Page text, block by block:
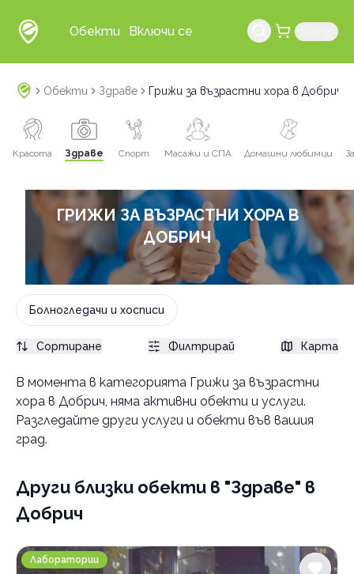
Обекти Включи се
Обекти Здраве Грижи за възрастни хора в Добрич
Красота Здраве Спорт Масажи и СПА Домашни любимци
ГРИЖИ ЗА ВЪЗРАСТНИ ХОРА В
ДОБРИЧ
Болногледачи и хосписи
В момента в категорията Грижи за възрастни
хора в Добрич, няма активни обекти и услуги.
Разгледайте други услуги и обекти във вашия
град.
Други близки обекти в "Здраве" в
Добрич
Медицинска лаборатория ЛИНА - Добрич срещу РЗИ
Лаборатории
Сортиране Филтрирай Карта
София
Услуги
Болногледачи и хосписи
Категории
Психология и психотерапия
Грижи за възрастни хора